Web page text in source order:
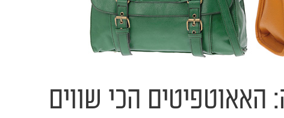
הכי שווים